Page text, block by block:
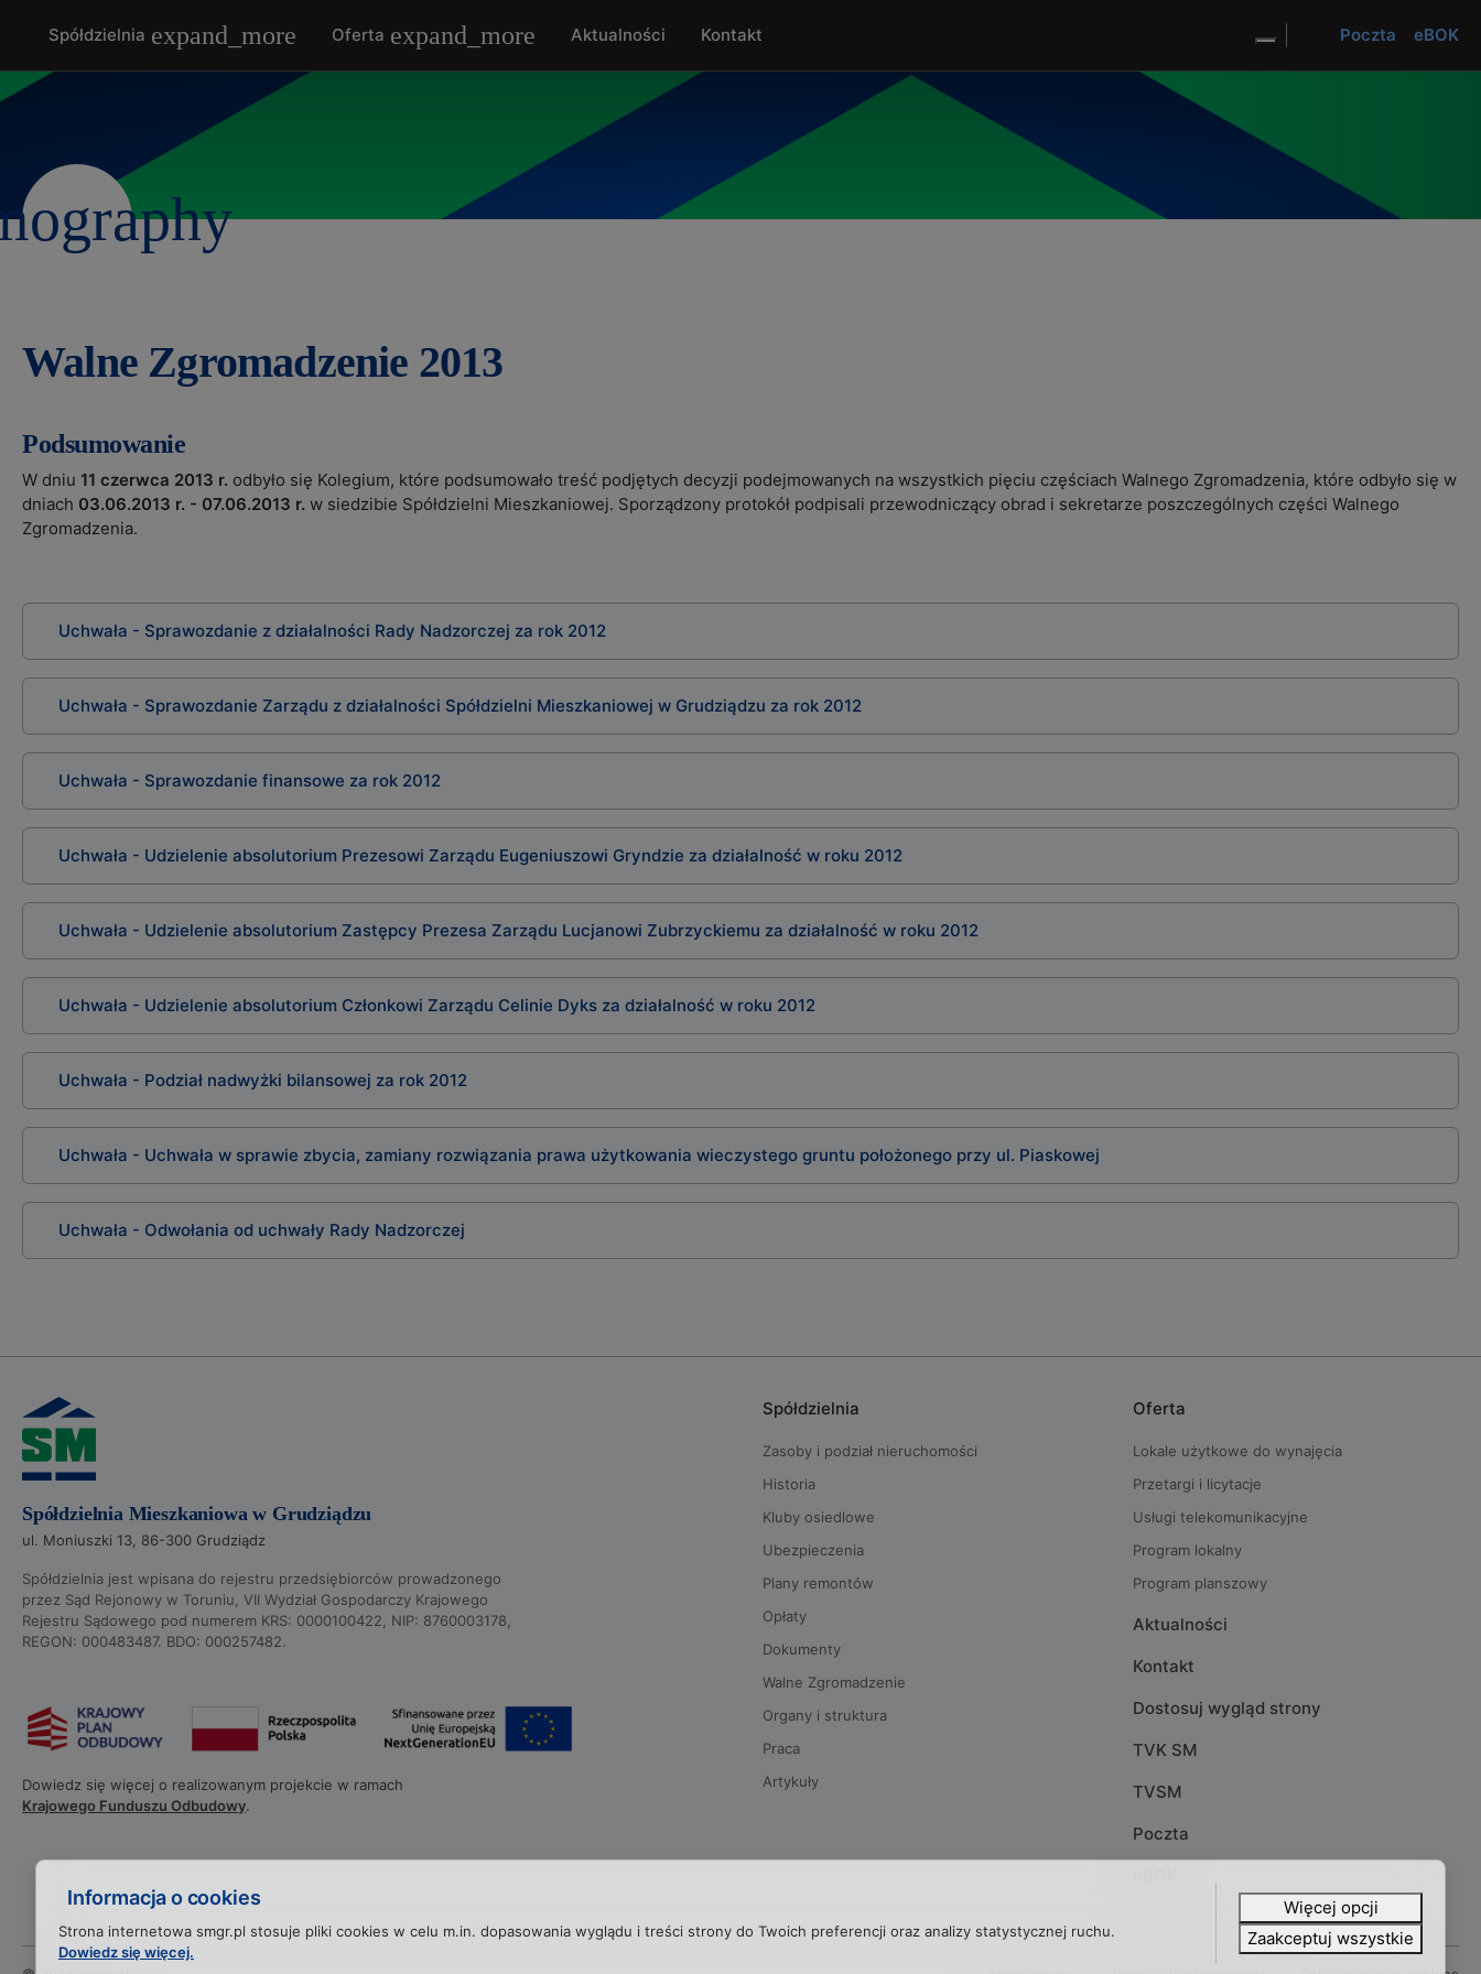
Informacja o cookies
Strona internetowa smgr.pl stosuje pliki cookies w celu m.in. dopasowania wyglądu i treści strony do Twoich preferencji oraz analizy statystycznej ruchu.
Dowiedz się więcej.
Więcej opcji
Zaakceptuj wszystkie
Przejdź do treści strony
Przejdź do nawigacji strony
Przejdź do stopki strony
Przejdź do mapy strony
Spółdzielnia Oferta Aktualności Kontakt
Dostosuj wygląd strony
TVSMTVK SM
Poczta eBOK
Walne Zgromadzenie 2013
Podsumowanie
W dniu 11 czerwca 2013 r. odbyło się Kolegium, które podsumowało treść podjętych decyzji podejmowanych na wszystkich pięciu częściach Walnego Zgromadzenia, które odbyło się w
dniach 03.06.2013 r. - 07.06.2013 r. w siedzibie Spółdzielni Mieszkaniowej. Sporządzony protokół podpisali przewodniczący obrad i sekretarze poszczególnych części Walnego
Zgromadzenia.
Uchwała - Sprawozdanie z działalności Rady Nadzorczej za rok 2012
Uchwała - Sprawozdanie Zarządu z działalności Spółdzielni Mieszkaniowej w Grudziądzu za rok 2012
Uchwała - Sprawozdanie finansowe za rok 2012
Uchwała - Udzielenie absolutorium Prezesowi Zarządu Eugeniuszowi Gryndzie za działalność w roku 2012
Uchwała - Udzielenie absolutorium Zastępcy Prezesa Zarządu Lucjanowi Zubrzyckiemu za działalność w roku 2012
Uchwała - Udzielenie absolutorium Członkowi Zarządu Celinie Dyks za działalność w roku 2012
Uchwała - Podział nadwyżki bilansowej za rok 2012
Uchwała - Uchwała w sprawie zbycia, zamiany rozwiązania prawa użytkowania wieczystego gruntu położonego przy ul. Piaskowej
Uchwała - Odwołania od uchwały Rady Nadzorczej
Spółdzielnia Mieszkaniowa w Grudziądzu
ul. Moniuszki 13, 86-300 Grudziądz
Spółdzielnia jest wpisana do rejestru przedsiębiorców prowadzonego
przez Sąd Rejonowy w Toruniu, VII Wydział Gospodarczy Krajowego
Rejestru Sądowego pod numerem KRS: 0000100422, NIP: 8760003178,
REGON: 000483487. BDO: 000257482.
Dowiedz się więcej o realizowanym projekcie w ramach
Krajowego Funduszu Odbudowy.
Spółdzielnia
Zasoby i podział nieruchomości
Historia
Kluby osiedlowe
Ubezpieczenia
Plany remontów
Opłaty
Dokumenty
Walne Zgromadzenie
Organy i struktura
Praca
Artykuły
Oferta
Lokale użytkowe do wynajęcia
Przetargi i licytacje
Usługi telekomunikacyjne
Program lokalny
Program planszowy
Aktualności
Kontakt
Dostosuj wygląd strony
TVK SM
TVSM
Poczta